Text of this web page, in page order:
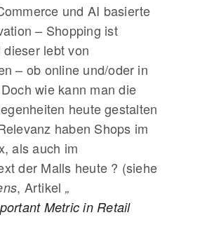
und AI basierte
– Shopping ist
lebt von
– ob online und/oder in
wie kann man die
heute gestalten
haben Shops im
als auch im
der Malls heute ? (siehe
, Artikel „
Metric in Retail